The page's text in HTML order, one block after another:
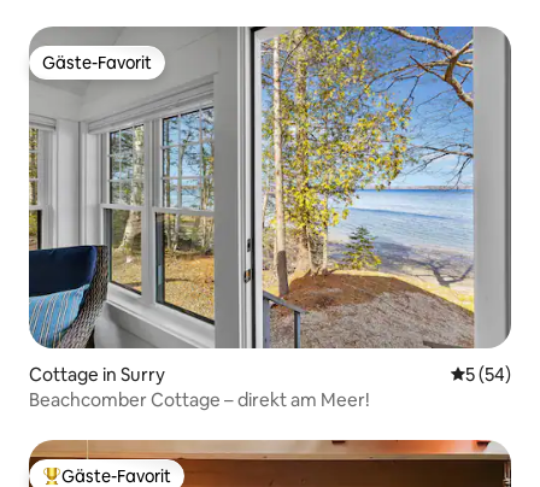
Gäste-Favorit
Gäste-Favorit
Cottage in Surry
5 (54)
Beachcomber Cottage – direkt am Meer!
Gäste-Favorit